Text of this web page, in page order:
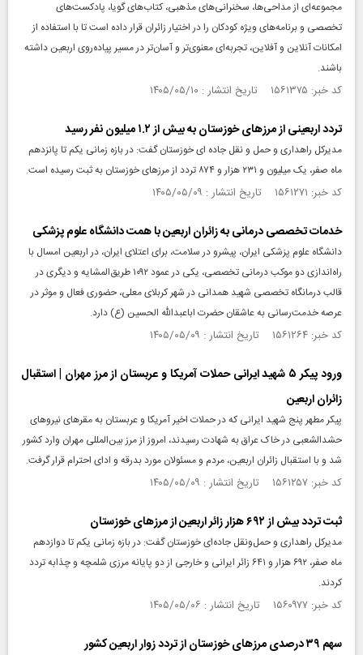
مجموعه‌ای از مداحی‌ها، سخنرانی‌های مذهبی، کتاب‌های گویا، پادکست‌های
تخصصی و برنامه‌های ویژه کودکان را در اختیار زائران قرار داده است تا با استفاده از
امکانات آنلاین و آفلاین، تجربه‌ای معنوی‌تر و آسان‌تر در مسیر پیاده‌روی اربعین داشته
باشند.
کد خبر: ۱۵۶۱۳۷۵ تاریخ انتشار : ۱۴۰۵/۰۵/۱۰
تردد اربعینی از مرزهای خوزستان به بیش از ۱.۲ میلیون نفر رسید
مدیرکل راهداری و حمل و نقل جاده ای خوزستان گفت: در بازه زمانی یکم تا پانزدهم
ماه صفر، یک میلیون و ۲۳۱ هزار و ۸۷۴ تردد از مرز‌های خوزستان به ثبت رسیده است.
کد خبر: ۱۵۶۱۲۷۱ تاریخ انتشار : ۱۴۰۵/۰۵/۰۹
خدمات تخصصی درمانی به زائران اربعین با همت دانشگاه علوم پزشکی
دانشگاه علوم پزشکی ایران، پیشرو در سلامت، برای اعتلای ایران، در اربعین امسال با
راه‌اندازی دو موکب درمانی تخصصی، یکی در عمود ۱۰۹۲ طریق‌المشایه و دیگری در
قالب درمانگاه تخصصی شهید همدانی در شهر کربلای معلی، حضوری فعال و موثر در
عرصه خدمت‌رسانی به عاشقان حضرت اباعبدالله الحسین (ع) دارد.
کد خبر: ۱۵۶۱۲۶۴ تاریخ انتشار : ۱۴۰۵/۰۵/۰۹
ورود پیکر ۵ شهید ایرانی حملات آمریکا و عربستان از مرز مهران | استقبال
زائران اربعین
پیکر مطهر پنج شهید ایرانی که در حملات اخیر آمریکا و عربستان به مقرهای نیروهای
حشدالشعبی در خاک عراق به شهادت رسیدند، امروز از مرز بین‌المللی مهران وارد کشور
شد و با استقبال زائران اربعین، مردم و مسئولان مورد بدرقه و ادای احترام قرار گرفت.
کد خبر: ۱۵۶۱۲۵۷ تاریخ انتشار : ۱۴۰۵/۰۵/۰۹
ثبت تردد بیش از ۶۹۲ هزار زائر اربعین از مرزهای خوزستان
مدیرکل راهداری و حمل‌ونقل جاده‌ای خوزستان گفت: در بازه زمانی یکم تا دوازدهم
ماه صفر، ۶۹۲ هزار و ۶۴۱ زائر ایرانی و خارجی از دو پایانه مرزی شلمچه و چذابه تردد
کردند.
کد خبر: ۱۵۶۰۹۷۷ تاریخ انتشار : ۱۴۰۵/۰۵/۰۶
سهم ۳۹ درصدی مرز‌های خوزستان از تردد زوار اربعین کشور